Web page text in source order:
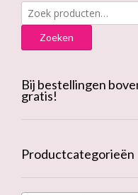
Zoeken
naar:
Zoeken
Bij bestellingen
gratis!
Productcategorieën